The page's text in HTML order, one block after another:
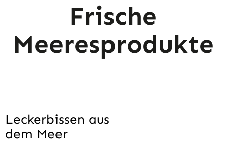
Frische
Meeresprodukte
Leckerbissen aus
dem Meer